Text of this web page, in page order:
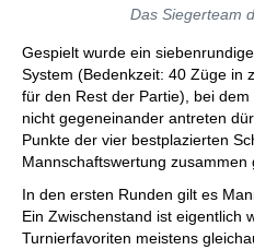
Das Siegerteam
Gespielt wurde ein
System (Bedenkzeit: 40 Züge in
für den Rest der Partie), bei
nicht gegeneinander antreten
Punkte der vier bestplazierten
Mannschaftswertung zusammen
In den ersten Runden gilt es
Ein Zwischenstand ist eigentlich
Turnierfavoriten meistens